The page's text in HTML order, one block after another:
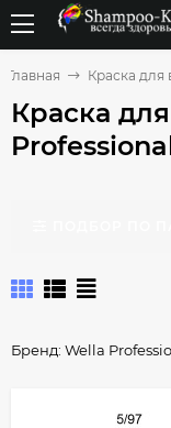
Главная Краска для
Краска
Бренд: Wella